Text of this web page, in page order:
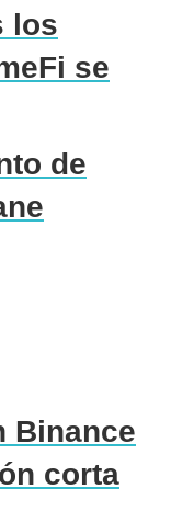
los
se
de
Binance
corta